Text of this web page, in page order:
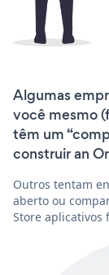
Algumas
você mesmo
têm um
construir an
Outros tentam
aberto ou
Store aplicativos